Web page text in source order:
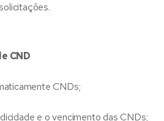
CND
CNDs;
e o vencimento das CNDs;